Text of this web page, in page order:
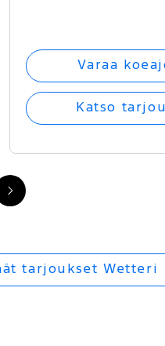
FI
-
Varaa
Katso
tarjoukset Wetteri